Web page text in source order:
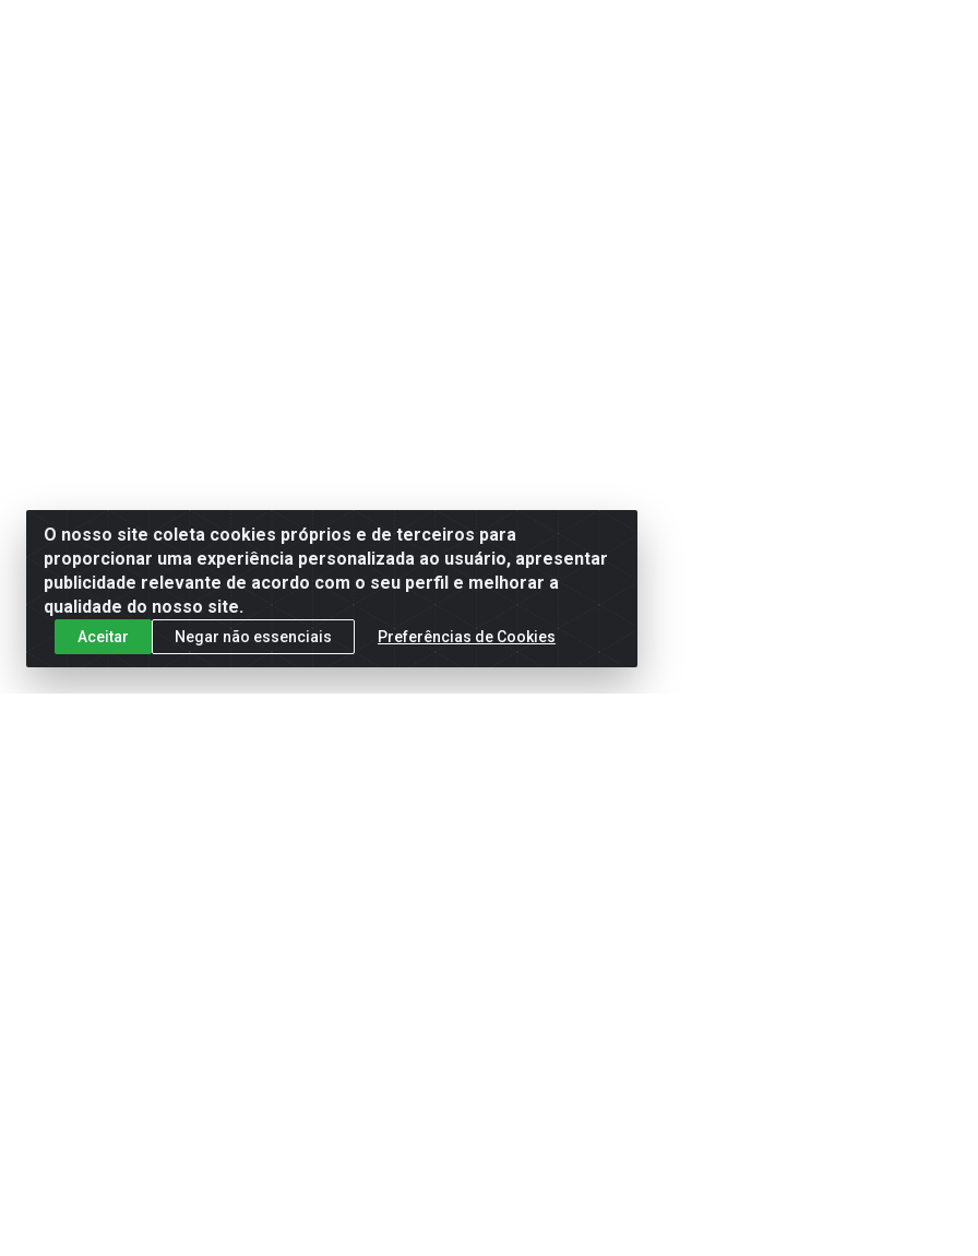
O nosso site coleta cookies próprios e de terceiros para
proporcionar uma experiência personalizada ao usuário, apresentar
publicidade relevante de acordo com o seu perfil e melhorar a
qualidade do nosso site.
Aceitar Negar não essenciais Preferências de Cookies